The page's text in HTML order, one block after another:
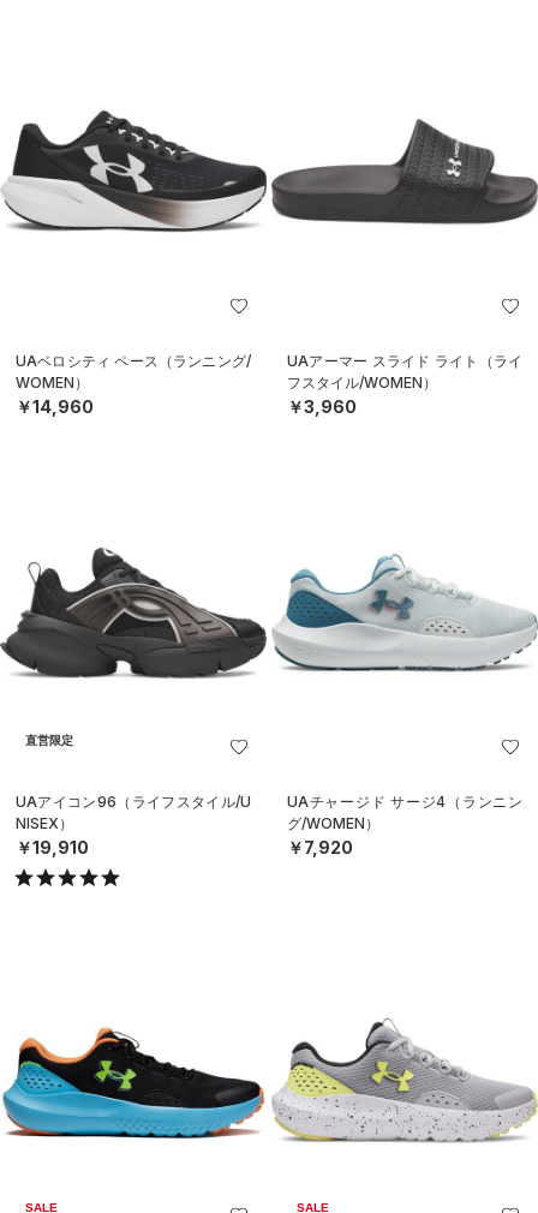
UAベロシティ ペース（ランニング/
WOMEN）
￥14,960
UAアーマー スライド ライト（ライ
フスタイル/WOMEN）
￥3,960
直営限定
UAアイコン96（ライフスタイル/U
NISEX）
￥19,910
UAチャージド サージ4（ランニン
グ/WOMEN）
￥7,920
SALE SALE